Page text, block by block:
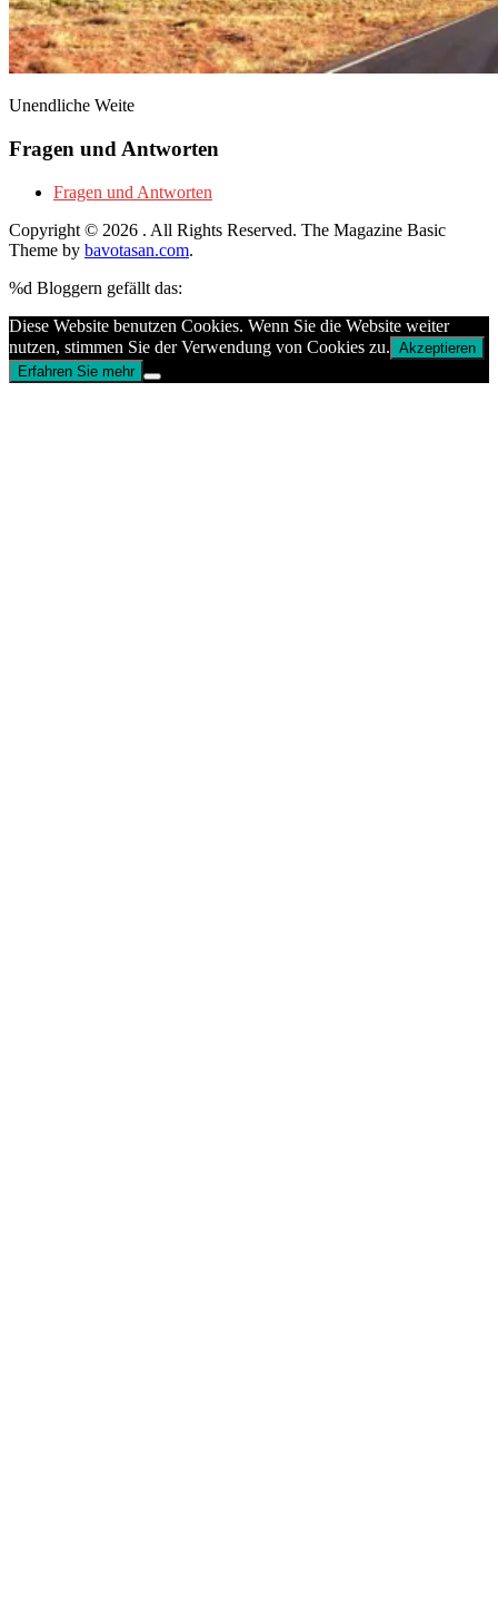
Unendliche Weite
Fragen und Antworten
Fragen und Antworten
Copyright © 2026 . All Rights Reserved. The Magazine Basic
Theme by bavotasan.com.
%d Bloggern gefällt das:
Diese Website benutzen Cookies. Wenn Sie die Website weiter
nutzen, stimmen Sie der Verwendung von Cookies zu. Akzeptieren
Erfahren Sie mehr